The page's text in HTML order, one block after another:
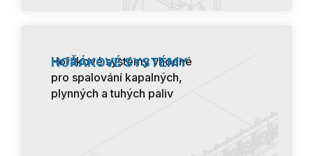
HOŘÁKOVÉ SYSTÉMY
Hořákové systémy vhodné
pro spalování kapalných,
plynných a tuhých paliv